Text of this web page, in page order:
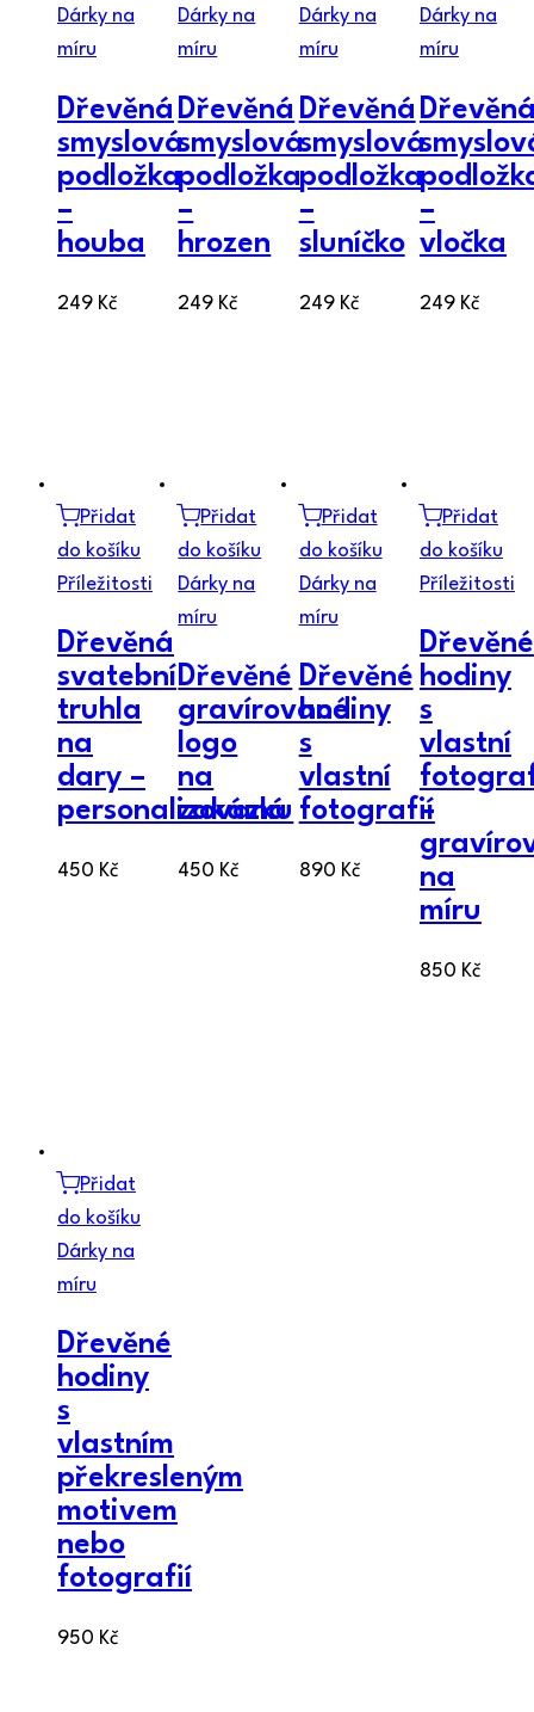
Dárky na
míru
Dřevěná
smyslová
podložka
–
houba
249 Kč
Dárky na
míru
Dřevěná
smyslová
podložka
–
hrozen
249 Kč
Dárky na
míru
Dřevěná
smyslová
podložka
–
sluníčko
249 Kč
Dárky na
míru
–
vločka
249 Kč
Přidat
do košíku
Příležitosti
Dřevěná
svatební
truhla
na
dary –
personalizovaná
450 Kč
Přidat
do košíku
Dárky na
míru
Dřevěné
gravírované
logo
na
zakázku
450 Kč
Přidat
do košíku
Dárky na
míru
Dřevěné
hodiny
s
vlastní
fotografií
890 Kč
Přidat
do košíku
Příležitosti
Dřevěné
hodiny
s
vlastní
–
na
míru
850 Kč
Přidat
do košíku
Dárky na
míru
Dřevěné
hodiny
s
vlastním
překresleným
motivem
nebo
fotografií
950 Kč